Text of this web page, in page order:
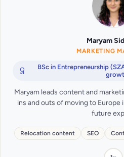
Maryam
MARKETING
BSc in Entrepreneurship
Maryam leads content and
ins and outs of moving to
future
Relocation content SEO